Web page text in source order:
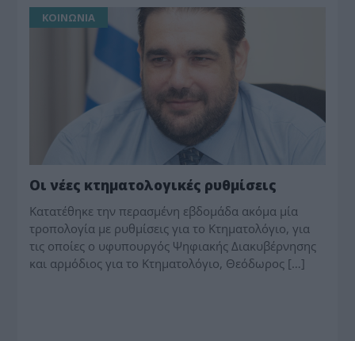
ΚΟΙΝΩΝΙΑ
Οι νέες κτηματολογικές ρυθμίσεις
Κατατέθηκε την περασμένη εβδομάδα ακόμα μία
τροπολογία με ρυθμίσεις για το Κτηματολόγιο, για
τις οποίες ο υφυπουργός Ψηφιακής Διακυβέρνησης
και αρμόδιος για το Κτηματολόγιο, Θεόδωρος […]